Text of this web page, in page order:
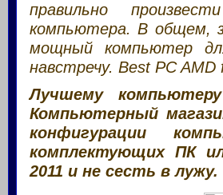
правильно
компьютера. В общем,
мощный компьютер
навстречу. Best PC
Лучшему
Компьютерный
конфигурации
комплектующих ПК
2011 и не сесть в лужу.